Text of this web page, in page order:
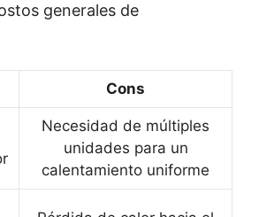
generales de
Cons
Necesidad de múltiples
unidades para un
calentamiento uniforme